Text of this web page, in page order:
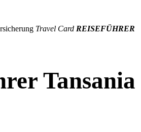
Travel Card REISEFÜHRER